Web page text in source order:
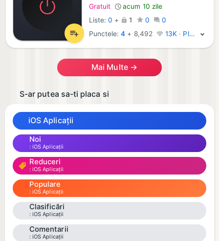
Gratuit
acum 10 zile
Liste: 0 + 1 0
0
Punctele:4 + 8,492 13K · Platină
Mai Multe →
S-ar putea sa-ti placa si
iOS Aplicații
Noi
iOS Aplicații
Reduceri
iOS Aplicații
Populare
iOS Aplicații
Clasificări
iOS Aplicații
Comentarii
iOS Aplicații